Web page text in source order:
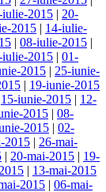
iulie-2015 | 20-
2015 | 14-iulie-
| 08-iulie-2015 |
iulie-2015 | 01-
2015 | 25-iunie-
| 19-iunie-2015
15-iunie-2015 | 12-
2015 | 08-
2015 | 02-
2015 | 26-mai-
| 20-mai-2015 | 19-
| 13-mai-2015
2015 | 06-mai-